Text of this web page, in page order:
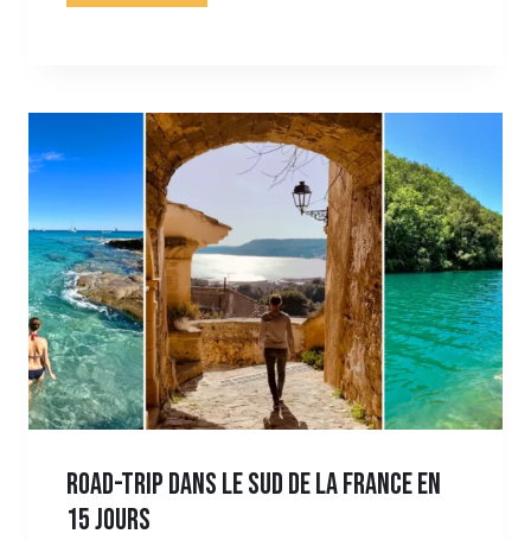
ROAD-TRIP DANS LE SUD DE LA FRANCE EN
15 JOURS